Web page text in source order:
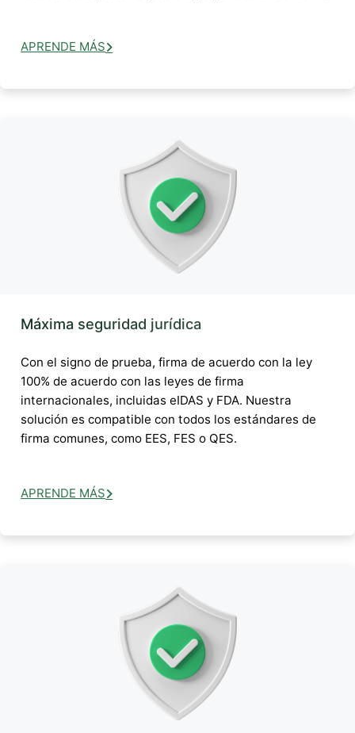
APRENDE MÁS
Máxima seguridad jurídica
Con el signo de prueba, firma de acuerdo con la ley
100% de acuerdo con las leyes de firma
internacionales, incluidas eIDAS y FDA. Nuestra
solución es compatible con todos los estándares de
firma comunes, como EES, FES o QES.
APRENDE MÁS